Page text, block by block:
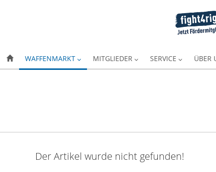
WAFFENMARKT MITGLIEDER SERVICE ÜBER
Der Artikel wurde nicht gefunden!